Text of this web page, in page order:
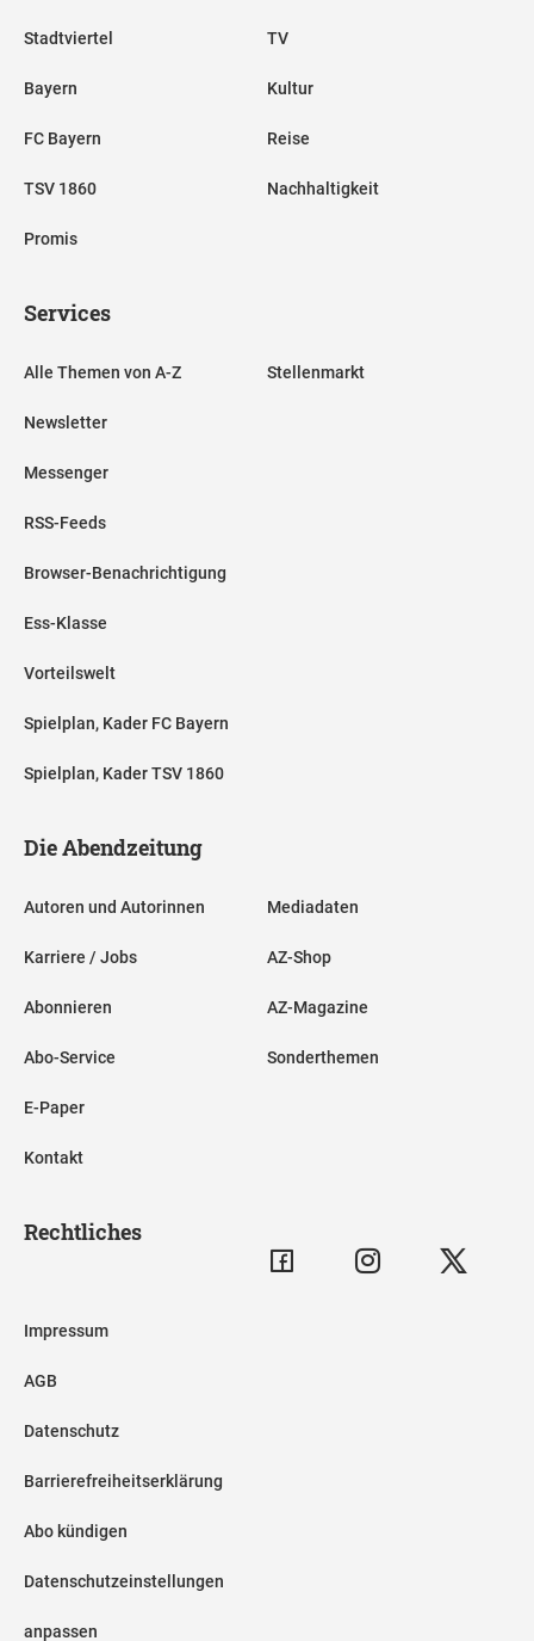
Stadtviertel
Bayern
FC Bayern
TSV 1860
Promis
TV
Kultur
Reise
Nachhaltigkeit
Services
Alle Themen von A-Z
Newsletter
Messenger
RSS-Feeds
Browser-Benachrichtigung
Ess-Klasse
Vorteilswelt
Spielplan, Kader FC Bayern
Spielplan, Kader TSV 1860
Stellenmarkt
Die Abendzeitung
Autoren und Autorinnen
Karriere / Jobs
Abonnieren
Abo-Service
E-Paper
Kontakt
Mediadaten
AZ-Shop
AZ-Magazine
Sonderthemen
Rechtliches
Impressum
AGB
Datenschutz
Barrierefreiheitserklärung
Abo kündigen
Datenschutzeinstellungen
anpassen